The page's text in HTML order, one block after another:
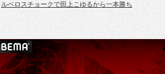
ルベロスチョークで田上こゆるから一本勝ち